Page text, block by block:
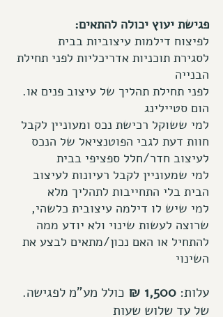
:פגישת יעוץ יכולה להתאים
לפיצוח דילמות עיצוביות בבית
לסגירת תוכניות אדריכליות לפני תחילת
הבנייה
.לפני תחילת תהליך של עיצוב פנים או
הום סטיילינג
חוות דעת לגבי הפוטנציאל של הנכס
לעיצוב חדר/חלל ספציפי בבית
למי שמעוניין לקבל רעיונות לעיצוב
הבית בלי התחייבות לתהליך מלא
למי שיש לו דילמה עיצובית כלשהי,
שרוצה לעשות שינוי ולא יודע ממה
להתחיל או האם נכון/מתאים לבצע את
השינוי
. עלות: 1,500
₪ כולל מע"מ לפגישה
של עד שלוש שעות